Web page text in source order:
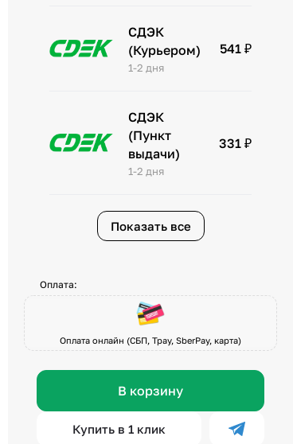
СДЭК
(Курьером)
1-2 дня
541 ₽
СДЭК
(Пункт
выдачи)
1-2 дня
331 ₽
Показать все
Оплата:
Оплата онлайн (СБП, Tpay, SberPay, карта)
В корзину
Купить в 1 клик